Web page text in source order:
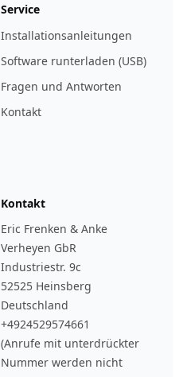
Service
Installationsanleitungen
Software runterladen (USB)
Fragen und Antworten
Kontakt
Kontakt
Eric Frenken & Anke
Verheyen GbR
Industriestr. 9c
52525 Heinsberg
Deutschland
+4924529574661
(Anrufe mit unterdrückter
Nummer werden nicht